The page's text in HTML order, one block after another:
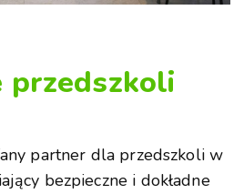
przedszkoli
partner dla przedszkoli w
bezpieczne i dokładne